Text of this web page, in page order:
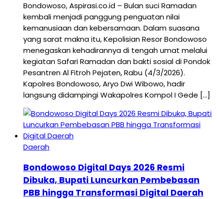
Bondowoso, Aspirasi.co.id – Bulan suci Ramadan
kembali menjadi panggung penguatan nilai
kemanusiaan dan kebersamaan. Dalam suasana
yang sarat makna itu, Kepolisian Resor Bondowoso
menegaskan kehadirannya di tengah umat melalui
kegiatan Safari Ramadan dan bakti sosial di Pondok
Pesantren Al Fitroh Pejaten, Rabu (4/3/2026).
Kapolres Bondowoso, Aryo Dwi Wibowo, hadir
langsung didampingi Wakapolres Kompol I Gede […]
Daerah
Bondowoso Digital Days 2026 Resmi
Dibuka, Bupati Luncurkan Pembebasan
PBB hingga Transformasi Digital Daerah